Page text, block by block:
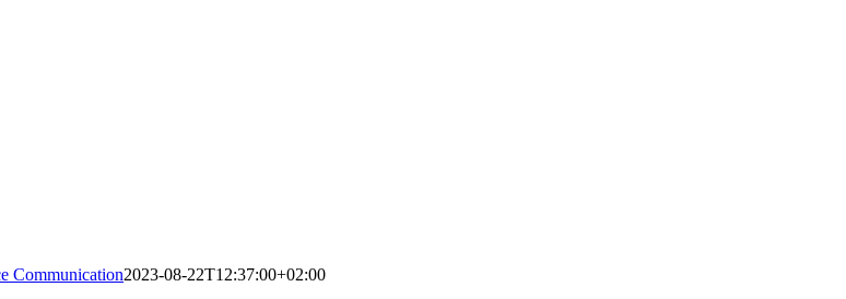
Communication2023-08-22T12:37:00+02:00